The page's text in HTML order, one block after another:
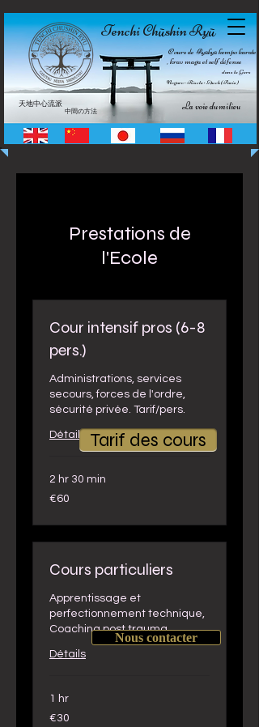
Tenchi Chūshin Ryū
Cours de Ryūkyū kempo karate
, krav maga et self défense
dans le Gers
Nogaro • Riscle • Auch (Pavie)
La voie du milieu
天地中心流派
中間の方法
Prestations de
l'Ecole
Cour intensif pros (6-8
pers.)
Administrations, services
secours, forces de l'ordre,
sécurité privée. Tarif/pers.
Détails
2 hr 30 min
60
euros
€60
Cours particuliers
Apprentissage et
perfectionnement technique,
Coaching post trauma
Détails
1 hr
30
euros
€30
Tarif des cours
Nous contacter